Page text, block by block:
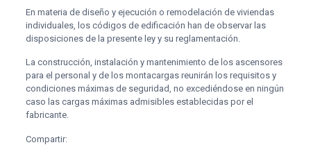
En materia de diseño y ejecución o remodelación de viviendas
individuales, los códigos de edificación han de observar las
disposiciones de la presente ley y su reglamentación.
La construcción, instalación y mantenimiento de los ascensores
para el personal y de los montacargas reunirán los requisitos y
condiciones máximas de seguridad, no excediéndose en ningún
caso las cargas máximas admisibles establecidas por el
fabricante.
Compartir: